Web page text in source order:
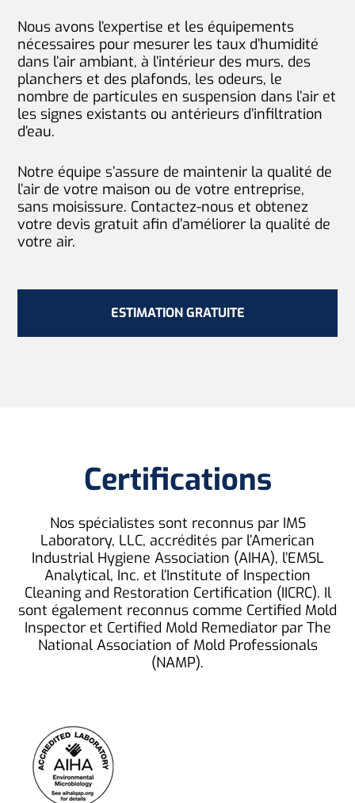
Nous avons l’expertise et les équipements
nécessaires pour mesurer les taux d’humidité
dans l’air ambiant, à l’intérieur des murs, des
planchers et des plafonds, les odeurs, le
nombre de particules en suspension dans l’air et
les signes existants ou antérieurs d’infiltration
d’eau.
Notre équipe s’assure de maintenir la qualité de
l’air de votre maison ou de votre entreprise,
sans moisissure. Contactez-nous et obtenez
votre devis gratuit afin d’améliorer la qualité de
votre air.
ESTIMATION GRATUITE
Certifications
Nos spécialistes sont reconnus par IMS
Laboratory, LLC, accrédités par l’American
Industrial Hygiene Association (AIHA), l’EMSL
Analytical, Inc. et l’Institute of Inspection
Cleaning and Restoration Certification (IICRC). Il
sont également reconnus comme Certified Mold
Inspector et Certified Mold Remediator par The
National Association of Mold Professionals
(NAMP).